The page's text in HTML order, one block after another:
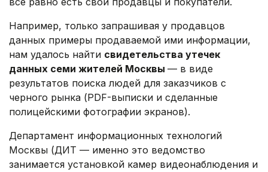
Например, только запрашивая у продавцов
данных примеры продаваемой ими информации,
нам удалось найти свидетельства утечек
данных семи жителей Москвы — в виде
результатов поиска людей для заказчиков с
черного рынка (PDF-выписки и сделанные
полицейскими фотографии экранов).
Департамент информационных технологий
Москвы (ДИТ — именно это ведомство
занимается установкой камер видеонаблюдения и